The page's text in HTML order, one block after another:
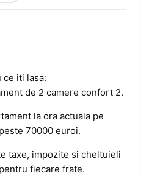
ce iti lasa:
de 2 camere confort 2.
la ora actuala pe
70000 euroi.
taxe, impozite si cheltuieli
fiecare frate.